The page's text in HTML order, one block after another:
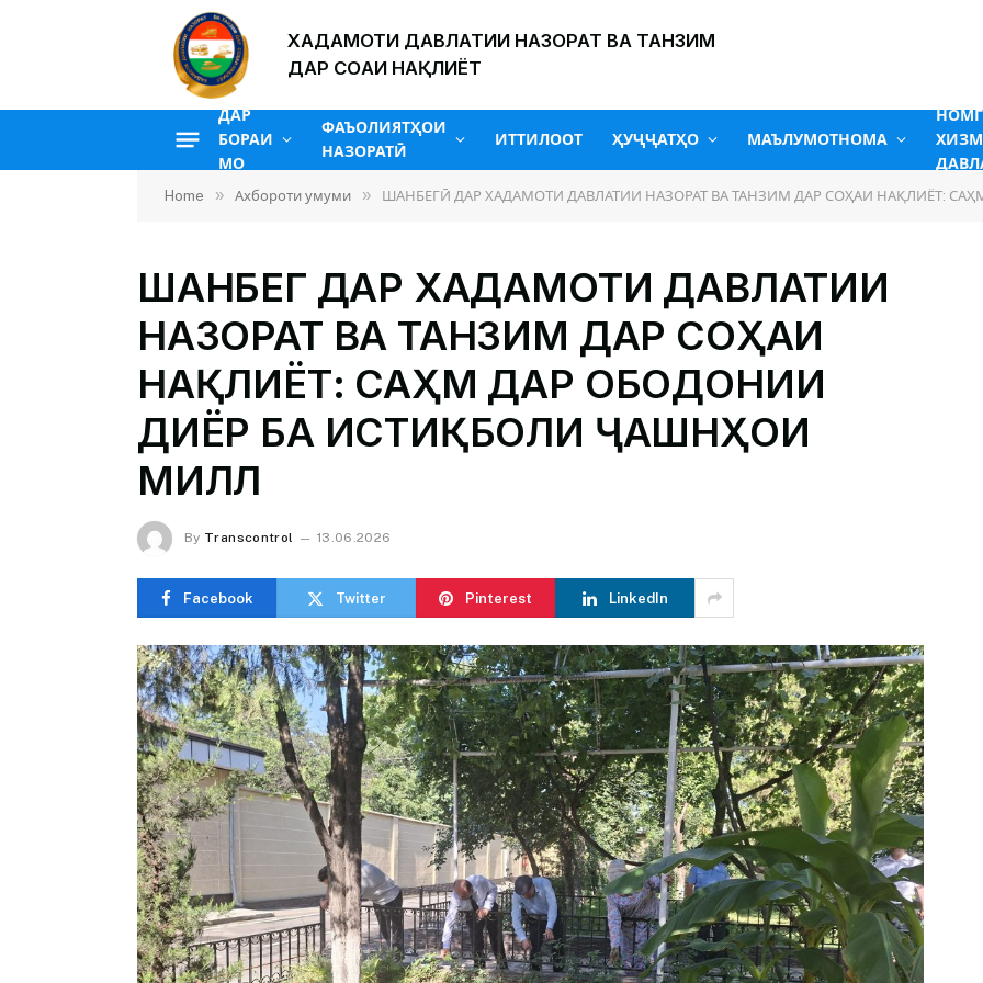
ХАДАМОТИ ДАВЛАТИИ НАЗОРАТ ВА ТАНЗИМ
ДАР СОҲАИ НАҚЛИЁТ
ДАР
БОРАИ
МО
ФАЪОЛИЯТҲОИ
НАЗОРАТӢ
ИТТИЛООТ ҲУҶҶАТҲО МАЪЛУМОТНОМА
Home » Ахбороти умуми » ШАНБЕГӢ ДАР ХАДАМОТИ ДАВЛАТИИ НАЗОРАТ ВА ТАНЗИМ ДАР СОҲАИ НАҚЛИЁТ: САҲМ ДАР
ШАНБЕГӢ ДАР ХАДАМОТИ ДАВЛАТИИ
НАЗОРАТ ВА ТАНЗИМ ДАР СОҲАИ
НАҚЛИЁТ: САҲМ ДАР ОБОДОНИИ
ДИЁР БА ИСТИҚБОЛИ ҶАШНҲОИ
МИЛЛӢ
By Transcontrol 13.06.2026
Facebook Twitter Pinterest LinkedIn